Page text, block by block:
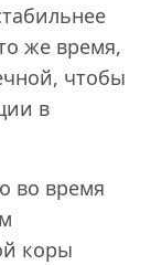
же время,
чтобы
в
во время
коры